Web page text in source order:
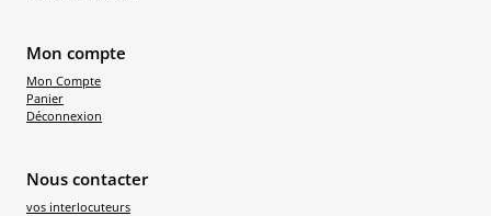
Mon compte
Mon Compte
Panier
Déconnexion
Nous contacter
vos interlocuteurs